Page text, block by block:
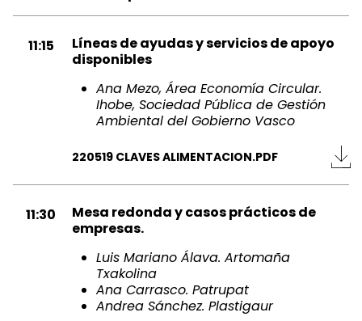
11:15
Líneas de ayudas y servicios de apoyo
disponibles
Ana Mezo, Área Economía Circular.
Ihobe, Sociedad Pública de Gestión
Ambiental del Gobierno Vasco
220519 CLAVES ALIMENTACION.PDF
11:30
Mesa redonda y casos prácticos de
empresas.
Luis Mariano Álava. Artomaña
Txakolina
Ana Carrasco. Patrupat
Andrea Sánchez. Plastigaur